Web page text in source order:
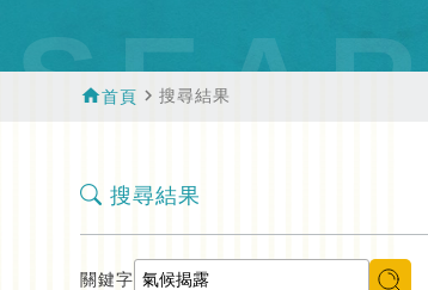
home首頁 navigate_next搜尋結果
搜尋結果
關鍵字